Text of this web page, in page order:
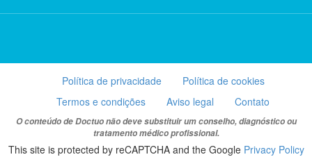
Política de privacidade
Política de cookies
Termos e condições
Aviso legal Contato
O conteúdo de Doctuo não deve substituir um conselho, diagnóstico ou
tratamento médico profissional.
This site is protected by reCAPTCHA and the Google Privacy Policy